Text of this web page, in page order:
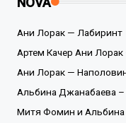
Ани Лорак — Лабиринт
Артем Качер Ани
Ани Лорак —
Альбина Джанабаева
Митя Фомин и Альбина